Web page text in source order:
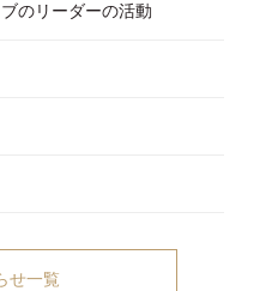
のリーダーの活動
せ一覧